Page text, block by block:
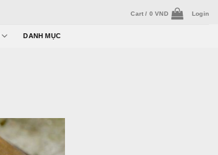
Cart / 0VND Login
DANH MỤC